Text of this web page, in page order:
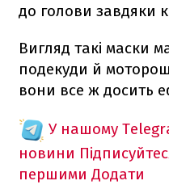
до голови завдяки
Вигляд такі маски
подекуди й
вони все ж досить
У нашому
новини
першими Додати